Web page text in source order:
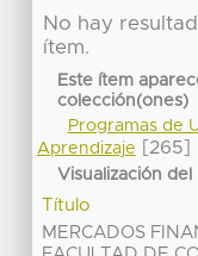
No hay
ítem.
Este ítem
colección(ones)
Programas de
Aprendizaje
[265]
Visualización
Título
MERCADOS